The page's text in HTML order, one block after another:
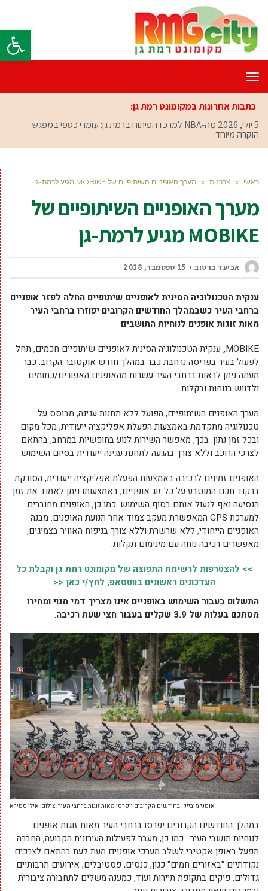
פתח
תפריט
כתבות אחרונות במקומונט רמת גן:
5 יולי, 2026
מה-NBA למרכז הפיתוח ברמת גן: עומרי כספי במפגש
הוקרה מיוחד
ראשי » צרכנות » מערך האופניים השיתופיים של MOBIKE מגיע לרמת-גן
מערך האופניים השיתופיים של
MOBIKE מגיע לרמת-גן
אביעד ברטוב 15 ספטמבר, 2018
ענקית הטכנולוגיה הסינית לאופניים שיתופיים החלה לפזר אופניים
ברחבי העיר כשבמהלך החודשים הקרובים יפוזרו ברחבי העיר
מאות זוגות אופנים לנוחיות התושבים
MOBIKE
, ענקית הטכנולוגיה הסינית לאופניים שיתופיים חכמים, תחל
לפעול בעיר בפריסה נרחבת כבר במהלך חודש אוקטובר הקרוב. כבר
מעתה ניתן לראות ברחבי העיר עשרות מהאופנים האפורים/כתומים
ולדווש בנוחות ובקלות.
מערך האופנים השיתופיים, הפועל ללא תחנות עגינה, מבוסס על
טכנולוגיה מתקדמת באמצעות הפעלת אפליקציה ייעודית, מכל מקום
ובכל זמן נתון. בכך, מאפשר השירות לנוע בחופשיות במרחב, בהתאם
לצרכי הרוכב וללא צורך בהגעה לתחנת עגינה ייעודית בסיום השימוש.
האופנים זמינים לרכיבה באמצעות הפעלת אפליקציה ייעודית, הסורקת
ברקוד חכם המוטבע על כל זוג אופניים, באמצעותו ניתן לאמוד את זמן
הנסיעה ואף לנעול אותם בסוף השימוש. כמו כן, האופנים מחוברים
למערכת GPS המאפשרת מעקב צמוד אחר תנועת האופנים. מבנה
האופניים הייחודי, ללא שרשרת וללא צורך בניפוח האוויר בצמיגים,
מאפשרים רכיבה נוחה עם מינימום תקלות.
>> להצטרפות לרשימת התפוצה של מקומונט רמת גן וקבלת כל
העדכונים ראשונים בווטסאפ, לחץ/י כאן <<
התשלום בעבור השימוש באופניים אינו מצריך דמי מנוי ומחירו
מסתכם בעלות של 3.9 שקלים בעבור חצי שעת רכיבה
.
אופני מובייק. בחודשים הקרובים ייפרסו מאות זוגות ברחבי העיר. צילום: אילן ספירא
במהלך החודשים הקרובים יפרסו ברחבי העיר מאות זוגות אופנים
לנוחיות תושבי העיר. כמו כן, מעבר לפעילות העירונית הקבועה, החברה
תפעל באופן אקטיבי לשלב מערכי אופניים מעת לעת בהתאם לצרכים
נקודתיים "באזורים חמים" כגון, כנסים, פסטיבלים, אירועים תרבותיים
גדולים, פיקים בתקופת תיירות ועוד, כמענה משלים לתחבורה ציבורית